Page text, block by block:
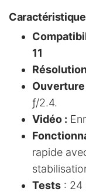
11
Ouverture
ƒ/2.4.
Vidéo :
rapide
Tests : 24